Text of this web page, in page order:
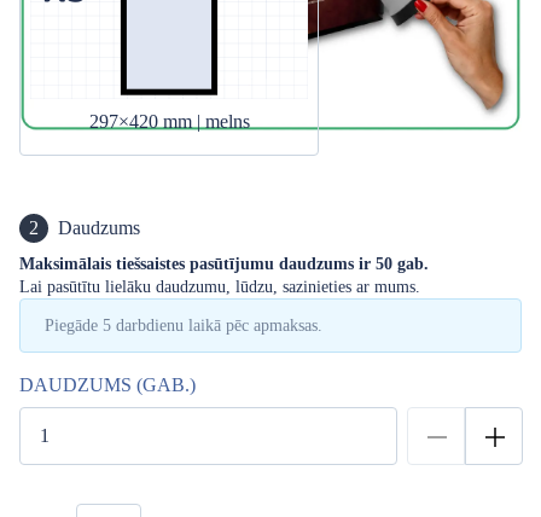
297×420 mm | melns
2 Daudzums
Maksimālais tiešsaistes pasūtījumu daudzums ir 50 gab.
Lai pasūtītu lielāku daudzumu, lūdzu, sazinieties ar mums.
Piegāde 5 darbdienu laikā pēc apmaksas.
DAUDZUMS (GAB.)